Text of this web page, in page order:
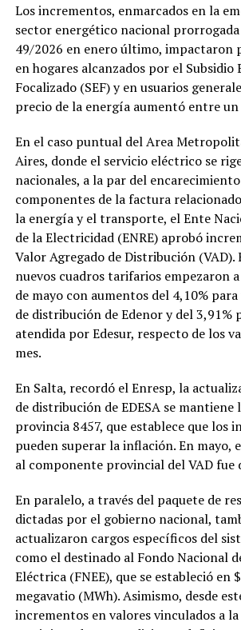
Los incrementos, enmarcados en la
sector energético nacional
49/2026 en enero último, impactaron
en hogares alcanzados por el Subsidio
Focalizado (SEF) y en usuarios
precio de la energía aumentó entre un
En el caso puntual del Area
Aires, donde el servicio eléctrico se
nacionales, a la par del
componentes de la factura
la energía y el transporte, el Ente
de la Electricidad (ENRE) aprobó
Valor Agregado de Distribución (VAD).
nuevos cuadros tarifarios empezaron
de mayo con aumentos del 4,10%
de distribución de Edenor y del 3,91%
atendida por Edesur, respecto de los
mes.
En Salta, recordó el Enresp, la
de distribución de EDESA se
provincia 8457, que establece que los
pueden superar la inflación. En mayo,
al componente provincial del VAD fue
En paralelo, a través del paquete de
dictadas por el gobierno nacional,
actualizaron cargos específicos del
como el destinado al Fondo Nacional
Eléctrica (FNEE), que se estableció en
megavatio (MWh). Asimismo, desde
incrementos en valores vinculados a